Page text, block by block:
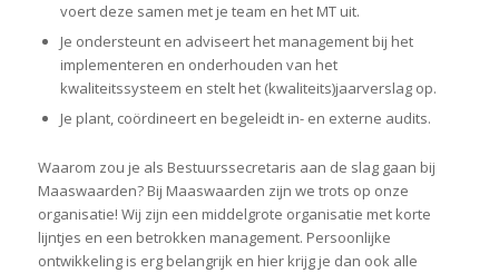
voert deze samen met je team en het MT uit.
Je ondersteunt en adviseert het management bij het
implementeren en onderhouden van het
kwaliteitssysteem en stelt het (kwaliteits)jaarverslag op.
Je plant, coördineert en begeleidt in- en externe audits.
Waarom zou je als Bestuurssecretaris aan de slag gaan bij
Maaswaarden? Bij Maaswaarden zijn we trots op onze
organisatie! Wij zijn een middelgrote organisatie met korte
lijntjes en een betrokken management. Persoonlijke
ontwikkeling is erg belangrijk en hier krijg je dan ook alle